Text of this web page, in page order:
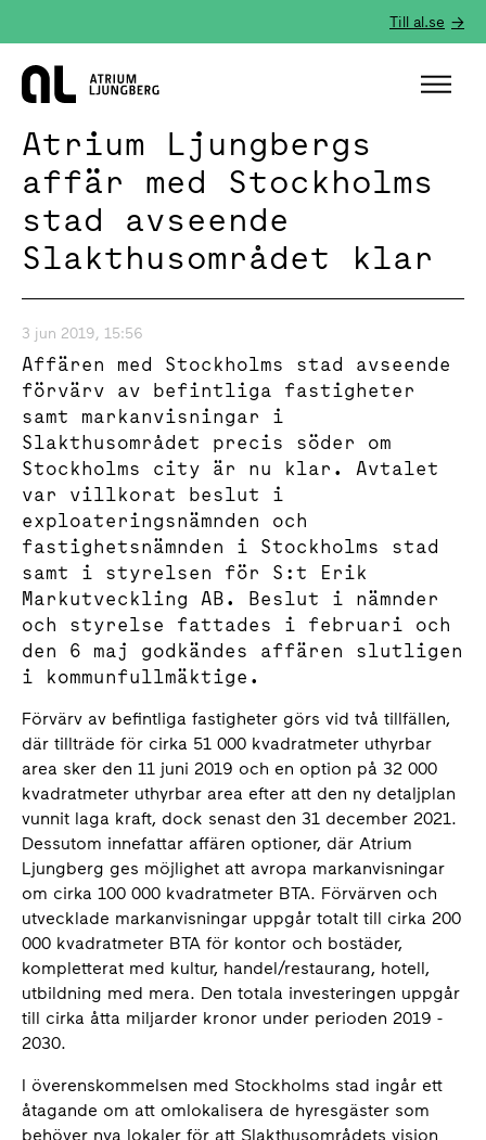
Till al.se
Hem
Atrium Ljungbergs
affär med Stockholms
stad avseende
Slakthusområdet klar
3 jun 2019, 15:56
Affären med Stockholms stad avseende
förvärv av befintliga fastigheter
samt markanvisningar i
Slakthusområdet precis söder om
Stockholms city är nu klar. Avtalet
var villkorat beslut i
exploateringsnämnden och
fastighetsnämnden i Stockholms stad
samt i styrelsen för S:t Erik
Markutveckling AB. Beslut i nämnder
och styrelse fattades i februari och
den 6 maj godkändes affären slutligen
i kommunfullmäktige.
Förvärv av befintliga fastigheter görs vid två tillfällen,
där tillträde för cirka 51 000 kvadratmeter uthyrbar
area sker den 11 juni 2019 och en option på 32 000
kvadratmeter uthyrbar area efter att den ny detaljplan
vunnit laga kraft, dock senast den 31 december 2021.
Dessutom innefattar affären optioner, där Atrium
Ljungberg ges möjlighet att avropa markanvisningar
om cirka 100 000 kvadratmeter BTA. Förvärven och
utvecklade markanvisningar uppgår totalt till cirka 200
000 kvadratmeter BTA för kontor och bostäder,
kompletterat med kultur, handel/restaurang, hotell,
utbildning med mera. Den totala investeringen uppgår
till cirka åtta miljarder kronor under perioden 2019 -
2030.
I överenskommelsen med Stockholms stad ingår ett
åtagande om att omlokalisera de hyresgäster som
behöver nya lokaler för att Slakthusområdets vision